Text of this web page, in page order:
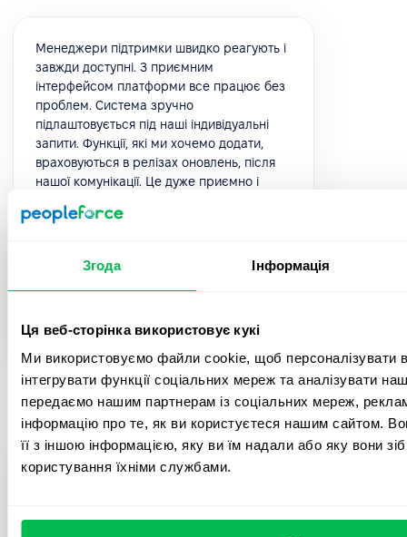
Згода Інформація
Ця веб-сторінка використовує кукі
Ми використовуємо файли cookie, щоб персоналізувати
інтегрувати функції соціальних мереж та аналізувати
передаємо нашим партнерам із соціальних мереж,
інформацію про те, як ви користуєтеся нашим сайтом.
її з іншою інформацією, яку ви їм надали або яку вони
користування їхніми службами.
Менеджери підтримки швидко реагують і
завжди доступні. З приємним
інтерфейсом платформи все працює без
проблем. Система зручно
підлаштовується під наші індивідуальні
запити. Функції, які ми хочемо додати,
враховуються в релізах оновлень, після
нашої комунікації. Це дуже приємно і
HR Manager
Система глибоко занурює нас у